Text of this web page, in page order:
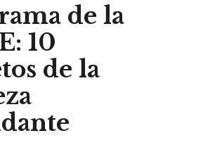
de la
10
de la